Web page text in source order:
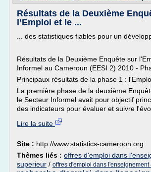
Résultats de la Deuxième
l’Emploi et le ...
... des statistiques fiables pour un
Résultats de la Deuxième Enquête sur
Informel au Cameroun (EESI 2) 2010 -
Principaux résultats de la phase 1 :
La première phase de la deuxième
le Secteur Informel avait pour objectif
des indicateurs pour évaluer et suivre
Lire la suite
Site : http://www.statistics-cameroon.org
Thèmes liés : offres d'emploi dans
superieur / offres d'emploi dans l'enseignement